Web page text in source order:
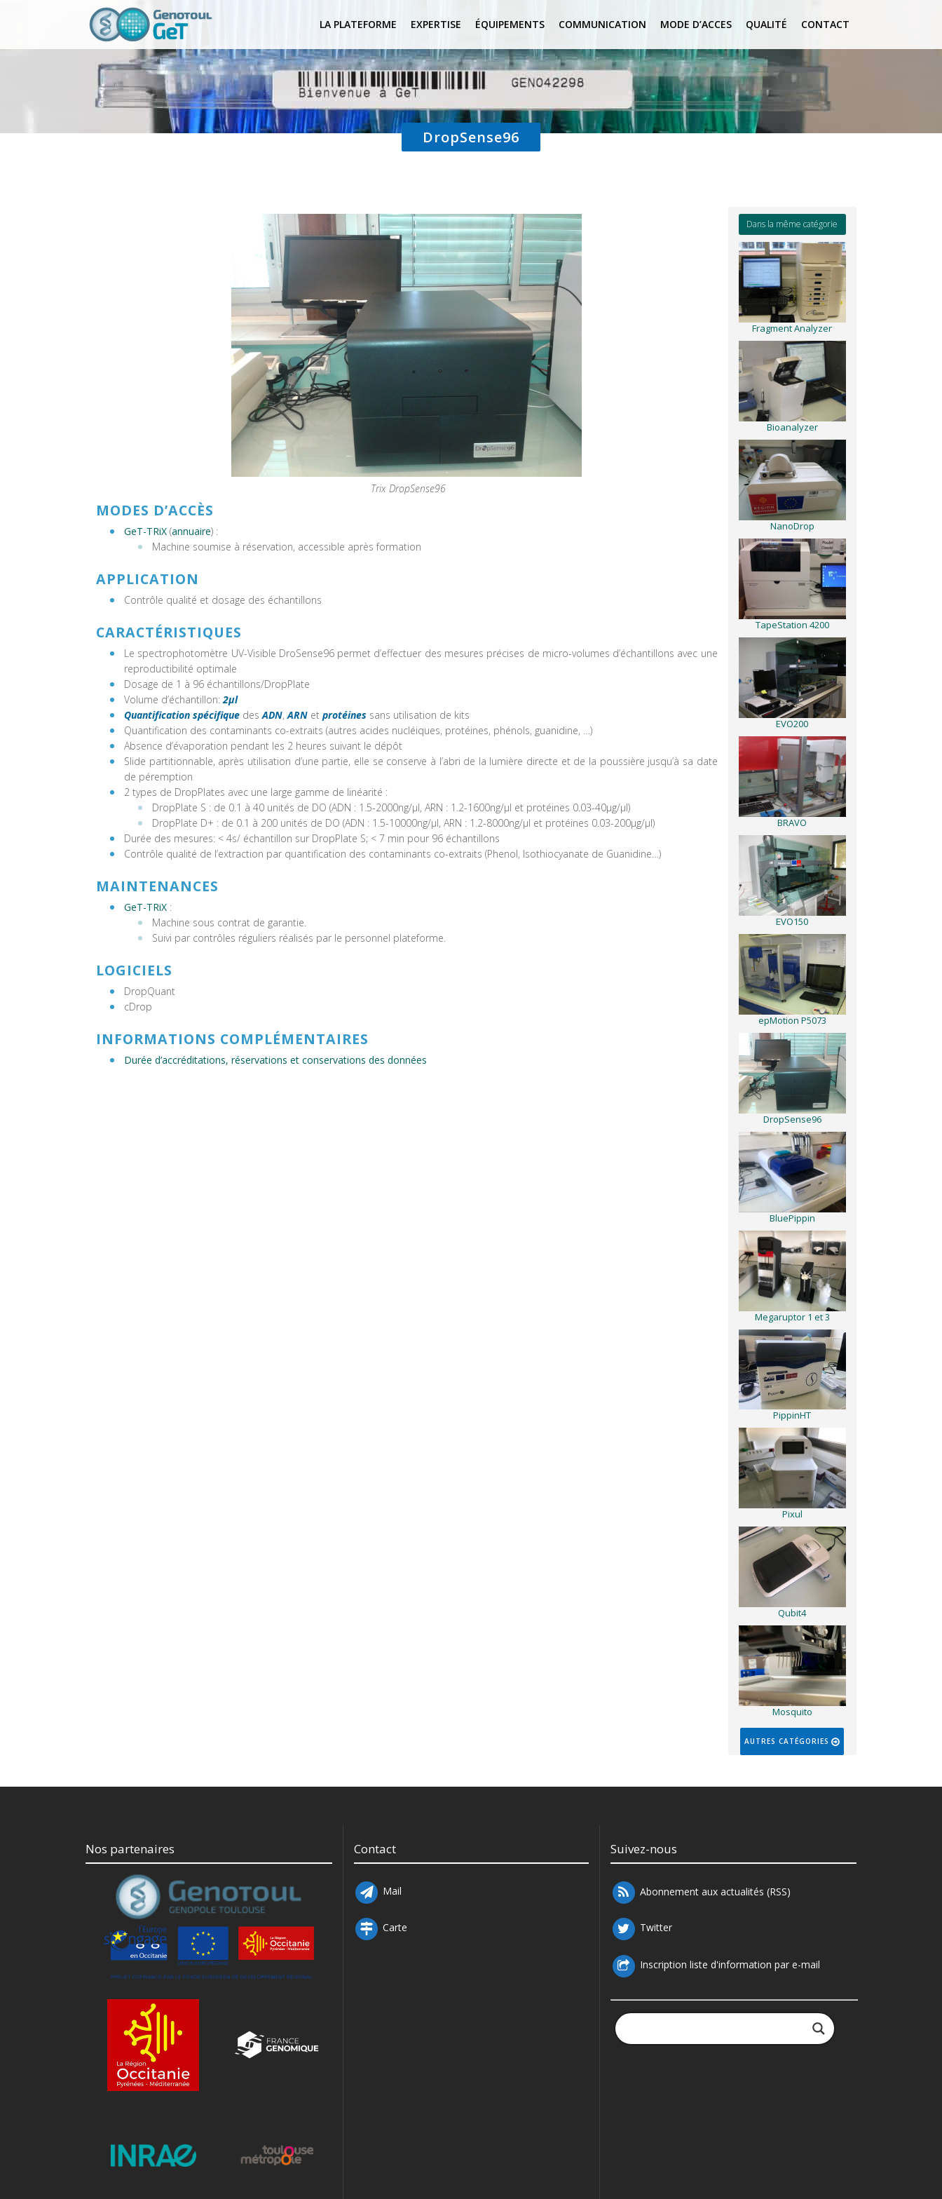
LA PLATEFORME EXPERTISE ÉQUIPEMENTS COMMUNICATION MODE D’ACCES QUALITÉ CONTACT
DropSense96
Trix DropSense96
MODES D’ACCÈS
GeT-TRiX (annuaire) :
Machine soumise à réservation, accessible après formation
APPLICATION
Contrôle qualité et dosage des échantillons
CARACTÉRISTIQUES
Le spectrophotomètre UV-Visible DroSense96 permet d’effectuer des mesures précises de micro-volumes d’échantillons avec une
reproductibilité optimale
Dosage de 1 à 96 échantillons/DropPlate
Volume d’échantillon:2µl
Quantification spécifique desADN,ARN et protéines sans utilisation de kits
Quantification des contaminants co-extraits (autres acides nucléiques, protéines, phénols, guanidine, …)
Absence d’évaporation pendant les 2 heures suivant le dépôt
Slide partitionnable, après utilisation d’une partie, elle se conserve à l’abri de la lumière directe et de la poussière jusqu’à sa date
de péremption
2 types de DropPlates avec une large gamme de linéarité :
DropPlate S : de 0.1 à 40 unités de DO (ADN : 1.5-2000ng/µl, ARN : 1.2-1600ng/µl et protéines 0.03-40µg/µl)
DropPlate D+ : de 0.1 à 200 unités de DO (ADN : 1.5-10000ng/µl, ARN : 1.2-8000ng/µl et protéines 0.03-200µg/µl)
Durée des mesures: < 4s/ échantillon sur DropPlate S; < 7 min pour 96 échantillons
Contrôle qualité de l’extraction par quantification des contaminants co-extraits (Phenol, Isothiocyanate de Guanidine…)
MAINTENANCES
GeT-TRiX :
Machine sous contrat de garantie.
Suivi par contrôles réguliers réalisés par le personnel plateforme.
LOGICIELS
DropQuant
cDrop
INFORMATIONS COMPLÉMENTAIRES
Durée d’accréditations, réservations et conservations des données
Dans la même catégorie
Fragment Analyzer
Bioanalyzer
NanoDrop
TapeStation 4200
EVO200
BRAVO
EVO150
epMotion P5073
DropSense96
BluePippin
Megaruptor 1 et 3
PippinHT
Pixul
Qubit4
Mosquito
AUTRES CATÉGORIES
Nos partenaires Contact
Mail
Carte
Suivez-nous
Abonnement aux actualités (RSS)
Twitter
Inscription liste d'information par e-mail